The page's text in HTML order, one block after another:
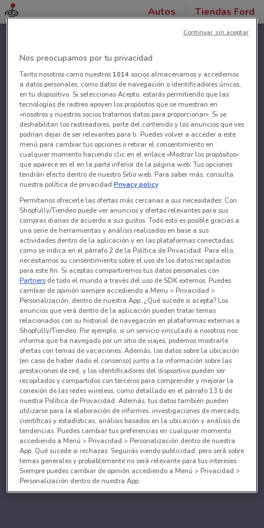
Autos Tiendas Ford
Nos preocupamos por tu privacidad
Tanto nosotros como nuestros 1014socios almacenamos y accedemos
a datos personales, como datos de navegación o identificadores únicos,
en tu dispositivo. Si seleccionas Acepto, estarás permitiendo que las
tecnologías de rastreo apoyen los propósitos que se muestran en
«nosotros y nuestros socios tratamos datos para proporcionar». Si se
deshabilitan los rastreadores, parte del contenido y los anuncios que ves
podrían dejar de ser relevantes para ti. Puedes volver a acceder a este
menú para cambiar tus opciones o retirar el consentimiento en
cualquier momento haciendo clic en el enlace «Mostrar los propósitos»
que aparece en el en la parte inferior de la página web. Tus opciones
tendrán efecto dentro de nuestro Sitio web. Para saber más, consulta
nuestra política de privacidad.Privacy policy
Permítanos ofrecerle las ofertas más cercanas a sus necesidades: Con
Shopfully/Tiendeo puede ver anuncios y ofertas relevantes para sus
compras diarias de acuerdo a sus gustos. Todo esto es posible gracias a
una serie de herramientas y análisis realizados en base a sus
actividades dentro de la aplicación y en las plataformas conectadas,
como se indica en el párrafo 2 de la Política de Privacidad. Para ello,
necesitamos su consentimiento sobre el uso de los datos recopilados
para este fin. Si aceptas compartiremos tus datos personales con
Partners de todo el mundo a través del uso de SDK externos. Puedes
cambiar de opinión siempre accediendo a Menu > Privacidad >
Personalización, dentro de nuestra App. ¿Qué sucede si acepta? Los
anuncios que verá dentro de la aplicación pueden tratar temas
relacionados con su historial de navegación en plataformas externas a
Shopfully/Tiendeo. Por ejemplo, si un servicio vinculado a nosotros nos
informa que ha navegado por un sitio de viajes, podemos mostrarle
ofertas con temas de vacaciones. Además, los datos sobre la ubicación
(en caso de haber dado el consenso) junto a la información sobre las
prestaciones de red, y los identificadores del dispositivo pueden ser
recopilados y compartidos con terceros para comprender y mejorar la
conexión de las redes wireless, como detallado en el párrafo 13.b de
nuestra Política de Provacidad. Además, tus datos también pueden
utilizarse para la elaboración de informes, investigaciones de mercado,
científicas y estadísticas, análisis basados en la ubicación y análisis de
tendencias. Puedes cambiar tus preferencias en cualquier momento
accediendo a Menú > Privacidad > Personalización dentro de nuestra
App. Qué sucede si rechazas: Seguirás viendo publicidad, pero será sobre
temas generales y probablemente no será relevante para tus intereses.
Siempre puedes cambiar de opinión accediendo a Menú > Privacidad >
Personalización dentro de nuestra App.
Continuar sin aceptar